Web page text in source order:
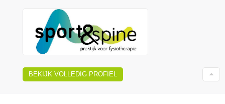
BEKIJK VOLLEDIG PROFIEL